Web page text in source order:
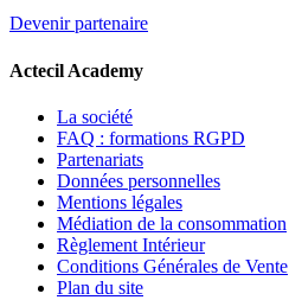
Devenir partenaire
Actecil Academy
La société
FAQ : formations RGPD
Partenariats
Données personnelles
Mentions légales
Médiation de la consommation
Règlement Intérieur
Conditions Générales de Vente
Plan du site